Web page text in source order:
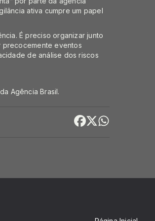
ativa cumpre um papel
É preciso organizar junto
precocemente eventos
de análise dos riscos
da Agência Brasil.